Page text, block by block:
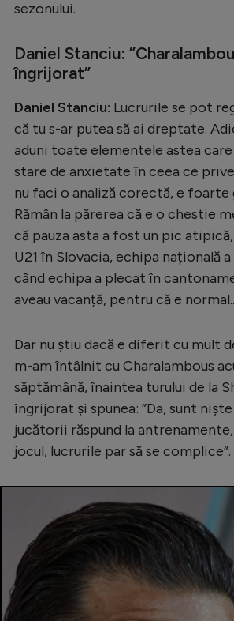
sezonului.
Daniel Stanciu:
îngrijorat”
Daniel Stanciu: Lucrurile se pot
că tu s-ar putea să ai dreptate.
aduni toate elementele astea care
stare de anxietate în ceea ce
nu faci o analiză corectă, e foarte
Rămân la părerea că e o chestie
că pauza asta a fost un pic
U21 în Slovacia, echipa națională
când echipa a plecat în
aveau vacanță, pentru că e
Dar nu știu dacă e diferit cu mult
m-am întâlnit cu Charalambous
săptămână, înaintea turului de la
îngrijorat și spunea: ”Da, sunt
jucătorii răspund la
jocul, lucrurile par să se complice”.